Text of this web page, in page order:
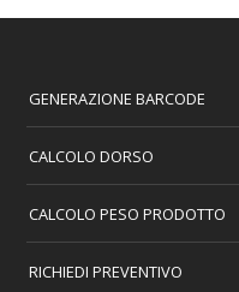
GENERAZIONE BARCODE
CALCOLO DORSO
CALCOLO PESO PRODOTTO
RICHIEDI PREVENTIVO